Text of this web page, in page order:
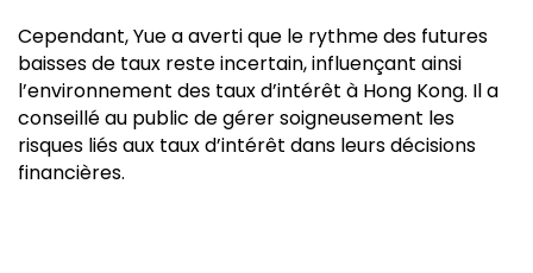
Cependant, Yue a averti que le rythme des futures
baisses de taux reste incertain, influençant ainsi
l’environnement des taux d’intérêt à Hong Kong. Il a
conseillé au public de gérer soigneusement les
risques liés aux taux d’intérêt dans leurs décisions
financières.